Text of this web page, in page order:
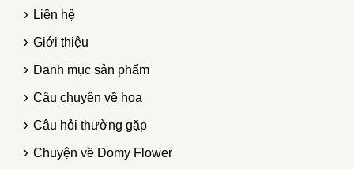
Liên hệ
Giới thiệu
Danh mục sản phẩm
Câu chuyện về hoa
Câu hỏi thường gặp
Chuyện về Domy Flower